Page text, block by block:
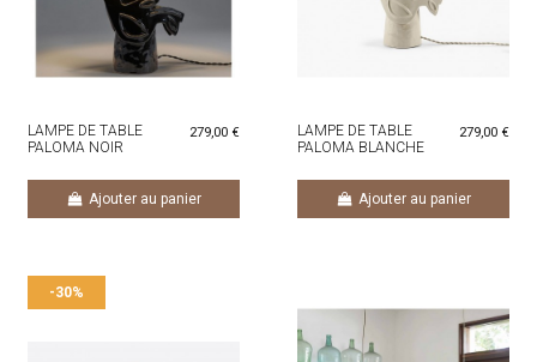
LAMPE DE TABLE
PALOMA NOIR
279,00 €
Ajouter au panier
LAMPE DE TABLE
PALOMA BLANCHE
279,00 €
Ajouter au panier
-30%